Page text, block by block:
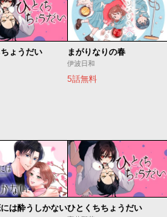
ょうだい まがりなりの春
伊波日和
5話無料
は酔うしかないひとくちちょうだい